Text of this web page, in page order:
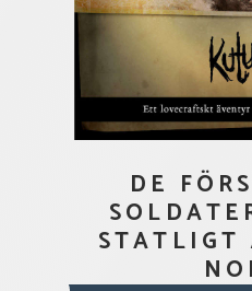
DE
STATLIGT